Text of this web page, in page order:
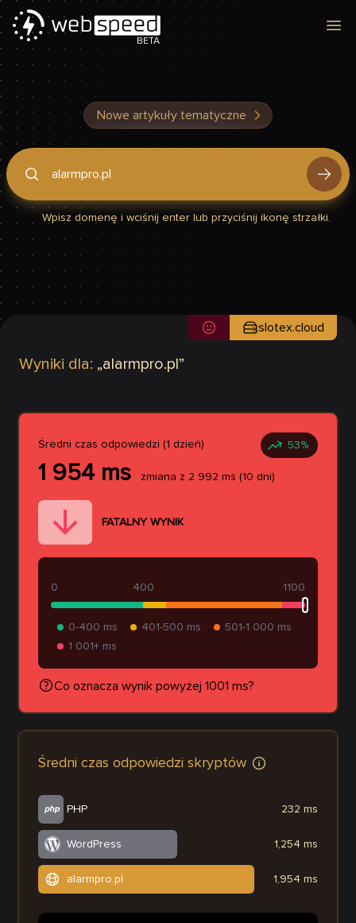
BETA
Nowe artykuły tematyczne
Podaj domenę, by sprawdzić, czy Twoja strona jest szybka
Wpisz domenę i wciśnij enter lub przyciśnij ikonę strzałki.
Wyniki dla: „alarmpro.pl ”
slotex.cloud
Średni czas odpowiedzi (1 dzień) 53%
1 954ms zmiana z 2 992 ms (10 dni)
FATALNY WYNIK
400
0 1100
0-400 ms 401-500 ms
501-1 000 ms
1 001+ ms
Co oznacza wynik powyżej 1001 ms?
Średni czas odpowiedzi skryptów
PHP
WordPress
alarmpro.pl
232 ms
1,254 ms
1,954 ms